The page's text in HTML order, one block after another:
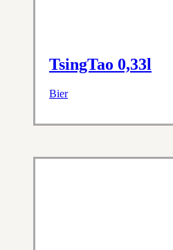
TsingTao 0,33l
Bier